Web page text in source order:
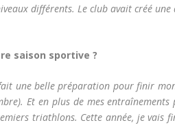
différents. Le club avait créé
saison sportive ?
une belle préparation pour finir
Et en plus de mes
triathlons. Cette année, je vais